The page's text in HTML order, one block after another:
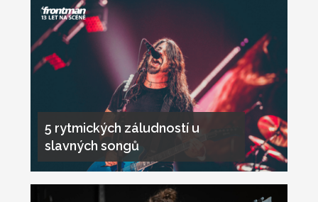
5 rytmických záludností u
slavných songů